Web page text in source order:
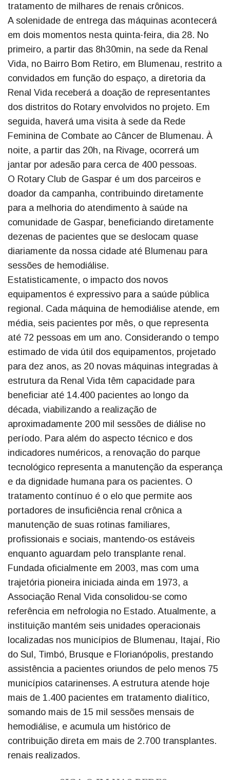
tratamento de milhares de renais crônicos.
A solenidade de entrega das máquinas acontecerá
em dois momentos nesta quinta-feira, dia 28. No
primeiro, a partir das 8h30min, na sede da Renal
Vida, no Bairro Bom Retiro, em Blumenau, restrito a
convidados em função do espaço, a diretoria da
Renal Vida receberá a doação de representantes
dos distritos do Rotary envolvidos no projeto. Em
seguida, haverá uma visita à sede da Rede
Feminina de Combate ao Câncer de Blumenau. À
noite, a partir das 20h, na Rivage, ocorrerá um
jantar por adesão para cerca de 400 pessoas.
O Rotary Club de Gaspar é um dos parceiros e
doador da campanha, contribuindo diretamente
para a melhoria do atendimento à saúde na
comunidade de Gaspar, beneficiando diretamente
dezenas de pacientes que se deslocam quase
diariamente da nossa cidade até Blumenau para
sessões de hemodiálise.
Estatisticamente, o impacto dos novos
equipamentos é expressivo para a saúde pública
regional. Cada máquina de hemodiálise atende, em
média, seis pacientes por mês, o que representa
até 72 pessoas em um ano. Considerando o tempo
estimado de vida útil dos equipamentos, projetado
para dez anos, as 20 novas máquinas integradas à
estrutura da Renal Vida têm capacidade para
beneficiar até 14.400 pacientes ao longo da
década, viabilizando a realização de
aproximadamente 200 mil sessões de diálise no
período. Para além do aspecto técnico e dos
indicadores numéricos, a renovação do parque
tecnológico representa a manutenção da esperança
e da dignidade humana para os pacientes. O
tratamento contínuo é o elo que permite aos
portadores de insuficiência renal crônica a
manutenção de suas rotinas familiares,
profissionais e sociais, mantendo-os estáveis
enquanto aguardam pelo transplante renal.
Fundada oficialmente em 2003, mas com uma
trajetória pioneira iniciada ainda em 1973, a
Associação Renal Vida consolidou-se como
referência em nefrologia no Estado. Atualmente, a
instituição mantém seis unidades operacionais
localizadas nos municípios de Blumenau, Itajaí, Rio
do Sul, Timbó, Brusque e Florianópolis, prestando
assistência a pacientes oriundos de pelo menos 75
municípios catarinenses. A estrutura atende hoje
mais de 1.400 pacientes em tratamento dialítico,
somando mais de 15 mil sessões mensais de
hemodiálise, e acumula um histórico de
contribuição direta em mais de 2.700 transplantes.
renais realizados.